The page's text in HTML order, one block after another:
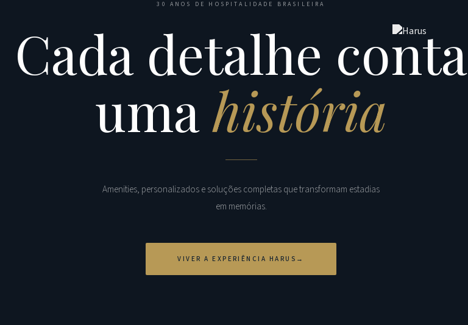
30 ANOS DE HOSPITALIDADE BRASILEIRA
Cada detalhe conta
umahistória
Amenities, personalizados e soluções completas que transformam estadias
em memórias.
VIVER A EXPERIÊNCIA HARUS